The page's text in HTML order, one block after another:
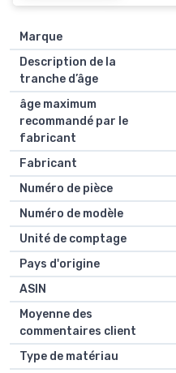
Marque
Description de la
tranche d’âge
âge maximum
recommandé par le
fabricant
Fabricant
Numéro de pièce
Numéro de modèle
Unité de comptage
Pays d'origine
ASIN
Moyenne des
commentaires client
Type de matériau